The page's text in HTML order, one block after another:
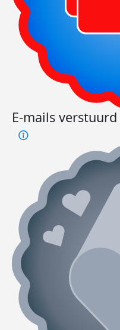
E-mails verstuurd